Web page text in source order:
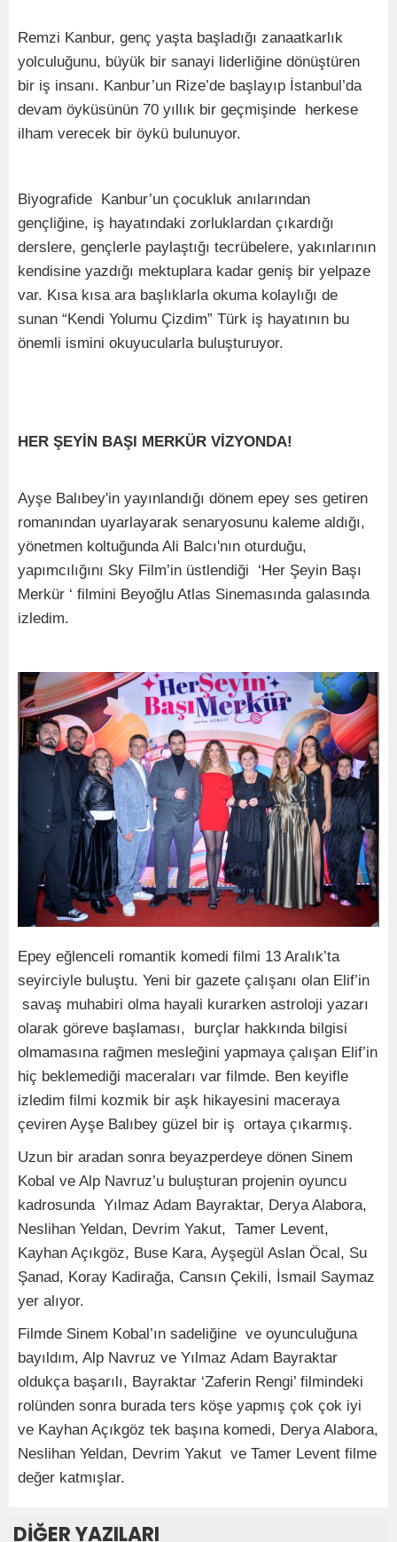
Remzi Kanbur, genç yaşta başladığı zanaatkarlık
yolculuğunu, büyük bir sanayi liderliğine dönüştüren
bir iş insanı. Kanbur’un Rize’de başlayıp İstanbul’da
devam öyküsünün 70 yıllık bir geçmişinde herkese
ilham verecek bir öykü bulunuyor.
Biyografide Kanbur’un çocukluk anılarından
gençliğine, iş hayatındaki zorluklardan çıkardığı
derslere, gençlerle paylaştığı tecrübelere, yakınlarının
kendisine yazdığı mektuplara kadar geniş bir yelpaze
var. Kısa kısa ara başlıklarla okuma kolaylığı de
sunan “Kendi Yolumu Çizdim” Türk iş hayatının bu
önemli ismini okuyucularla buluşturuyor.
HER ŞEYİN BAŞI MERKÜR VİZYONDA!
Ayşe Balıbey'in yayınlandığı dönem epey ses getiren
romanından uyarlayarak senaryosunu kaleme aldığı,
yönetmen koltuğunda Ali Balcı'nın oturduğu,
yapımcılığını Sky Film’in üstlendiği ‘Her Şeyin Başı
Merkür ‘ filmini Beyoğlu Atlas Sinemasında galasında
izledim.
Epey eğlenceli romantik komedi filmi 13 Aralık’ta
seyirciyle buluştu. Yeni bir gazete çalışanı olan Elif’in
savaş muhabiri olma hayali kurarken astroloji yazarı
olarak göreve başlaması, burçlar hakkında bilgisi
olmamasına rağmen mesleğini yapmaya çalışan Elif’in
hiç beklemediği maceraları var filmde. Ben keyifle
izledim filmi kozmik bir aşk hikayesini maceraya
çeviren Ayşe Balıbey güzel bir iş ortaya çıkarmış.
Uzun bir aradan sonra beyazperdeye dönen Sinem
Kobal ve Alp Navruz’u buluşturan projenin oyuncu
kadrosunda Yılmaz Adam Bayraktar, Derya Alabora,
Neslihan Yeldan, Devrim Yakut, Tamer Levent,
Kayhan Açıkgöz, Buse Kara, Ayşegül Aslan Öcal, Su
Şanad, Koray Kadirağa, Cansın Çekili, İsmail Saymaz
yer alıyor.
Filmde Sinem Kobal’ın sadeliğine ve oyunculuğuna
bayıldım, Alp Navruz ve Yılmaz Adam Bayraktar
oldukça başarılı, Bayraktar ‘Zaferin Rengi’ filmindeki
rolünden sonra burada ters köşe yapmış çok çok iyi
ve Kayhan Açıkgöz tek başına komedi, Derya Alabora,
Neslihan Yeldan, Devrim Yakut ve Tamer Levent filme
değer katmışlar.
DİĞER YAZILARI